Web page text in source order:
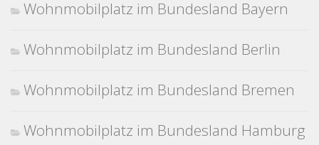
Wohnmobilplatz im Bundesland Bayern
Wohnmobilplatz im Bundesland Berlin
Wohnmobilplatz im Bundesland Bremen
Wohnmobilplatz im Bundesland Hamburg